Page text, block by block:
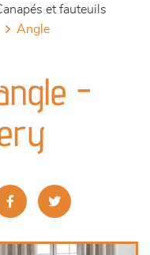
canapés et fauteuils
angle
-